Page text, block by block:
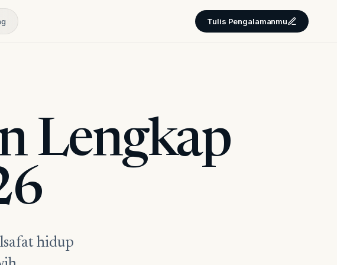
Tulis Pengalamanmu
Lengkap
hidup